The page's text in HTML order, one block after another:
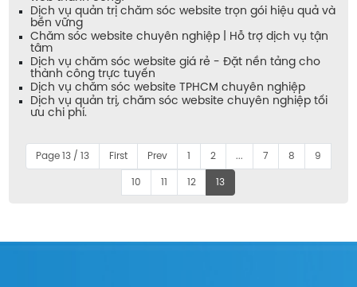
Dịch vụ quản trị chăm sóc website trọn gói hiệu quả và
bền vững
Chăm sóc website chuyên nghiệp | Hỗ trợ dịch vụ tận
tâm
Dịch vụ chăm sóc website giá rẻ - Đặt nền tảng cho
thành công trực tuyến
Dịch vụ chăm sóc website TPHCM chuyên nghiệp
Dịch vụ quản trị, chăm sóc website chuyên nghiệp tối
ưu chi phí.
Page 13 / 13 First Prev 1 2 ... 7 8 9
10 11 12 13